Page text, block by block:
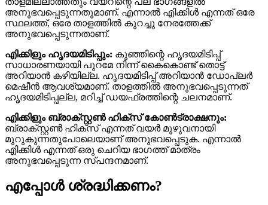
അനുഭവപ്പെടുന്നതുമാണ്. എന്നാൽ എിക്കിൾ എന്നത് ഒരേ
സ്ഥലത്ത്, ഒരേ താളത്തിൽ കുറച്ചു നേരത്തേക്ക്
അനുഭവപ്പെടുന്നതാണ്.
എിക്കിളും ഹൃദയമിടിപ്പും: കുഞ്ഞിന്റെ ഹൃദയമിടിപ്പ്
സാധാരണയായി പുറമേ നിന്ന് കൈകൊണ്ട് തൊട്ട്
അറിയാൻ കഴിയില്ല. ഹൃദയമിടിപ്പ് അറിയാൻ ഡോപ്ലർ
മെഷീൻ ആവശ്യമാണ്. താളത്തിൽ അനുഭവപ്പെടുന്നത്
ഹൃദയമിടിപ്പല്ല, മറിച്ച് ഡയഫ്രത്തിന്റെ ചലനമാണ്.
എിക്കിളും ബ്രാക്സ്റ്റൺ ഹിക്സ് കോൺട്രാക്ഷനും:
ബ്രാക്സ്റ്റൺ ഹിക്സ് എന്നത് വയർ മുഴുവനായി
മുറുകുന്നതുപോലെയാണ് അനുഭവപ്പെടുക. എന്നാൽ
എിക്കിൾ എന്നത് ഒരു ചെറിയ ഭാഗത്ത് മാത്രം
അനുഭവപ്പെടുന്ന സ്പന്ദനമാണ്.
എപ്പോൾ ശ്രദ്ധിക്കണം?